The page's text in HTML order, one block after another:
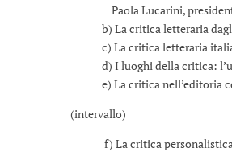
Paola Lucarini, presidente
b) La critica letteraria dagli
c) La critica letteraria
d) I luoghi della critica:
e) La critica nell’editoria
(intervallo)
f) La critica personalistica